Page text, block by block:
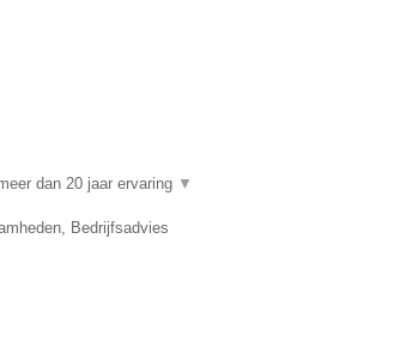
dan 20 jaar ervaring ▼
Bedrijfsadvies